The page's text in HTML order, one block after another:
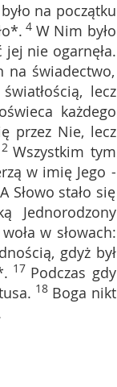
na początku
4 W Nim było
nie ogarnęła.
na świadectwo,
lecz
każdego
przez Nie, lecz
Wszystkim tym
w imię Jego -
A Słowo stało się
Jednorodzony
w słowach:
gdyż był
17 Podczas gdy
18 Boga nikt